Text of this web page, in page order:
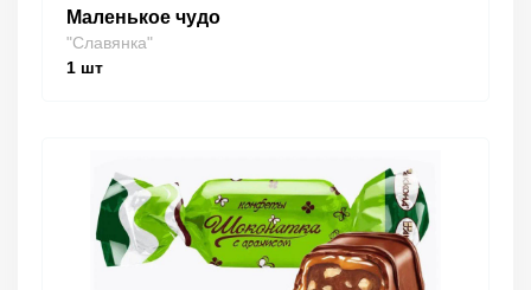
Маленькое чудо
"Славянка"
1 шт